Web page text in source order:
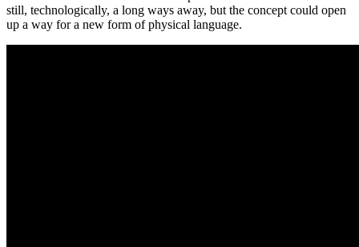
still, technologically, a long ways away, but the concept could open
up a way for a new form of physical language.